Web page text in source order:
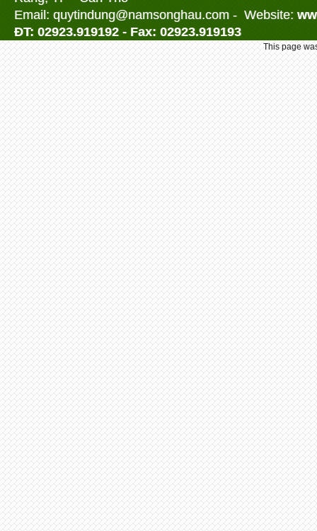
Email: quytindung@namsonghau.com - Website:
ĐT: 02923.919192 - Fax: 02923.919193
This page